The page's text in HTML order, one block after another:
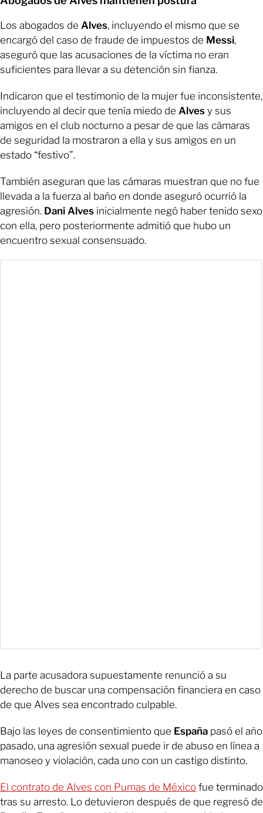
Los abogados de Alves, incluyendo el mismo que se
encargó del caso de fraude de impuestos de Messi,
aseguró que las acusaciones de la víctima no eran
suficientes para llevar a su detención sin fianza.
Indicaron que el testimonio de la mujer fue inconsistente,
incluyendo al decir que tenía miedo de Alves y sus
amigos en el club nocturno a pesar de que las cámaras
de seguridad la mostraron a ella y sus amigos en un
estado “festivo”.
También aseguran que las cámaras muestran que no fue
llevada a la fuerza al baño en donde aseguró ocurrió la
agresión. Dani Alves inicialmente negó haber tenido sexo
con ella, pero posteriormente admitió que hubo un
encuentro sexual consensuado.
La parte acusadora supuestamente renunció a su
derecho de buscar una compensación financiera en caso
de que Alves sea encontrado culpable.
Bajo las leyes de consentimiento que España pasó el año
pasado, una agresión sexual puede ir de abuso en línea a
manoseo y violación, cada uno con un castigo distinto.
El contrato de Alves con Pumas de México fue terminado
tras su arresto. Lo detuvieron después de que regresó de